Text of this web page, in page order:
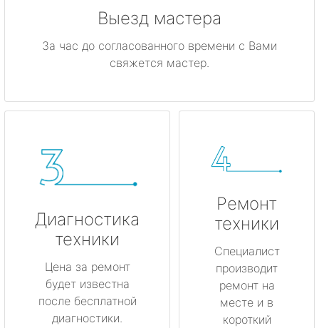
Выезд мастера
За час до согласованного времени с Вами
свяжется мастер.
Диагностика
техники
Цена за ремонт
будет известна
после бесплатной
диагностики.
Ремонт
техники
Специалист
производит
ремонт на
месте и в
короткий